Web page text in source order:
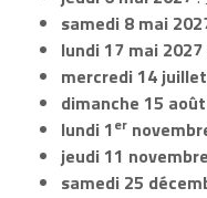
samedi 8 mai
lundi 17 mai 2027
mercredi 14
dimanche 15
lundi 1er
jeudi 11
samedi 25